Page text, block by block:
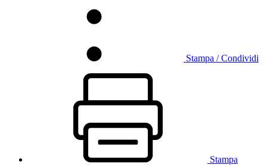
Stampa / Condividi
Stampa